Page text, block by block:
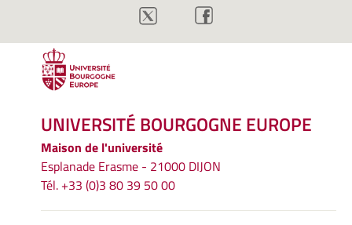
UNIVERSITÉ BOURGOGNE EUROPE
Maison de l'université
Esplanade Erasme - 21000 DIJON
Tél. +33 (0)3 80 39 50 00